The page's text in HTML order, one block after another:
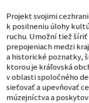
Projekt svojimi
k posilneniu úlohy
ruchu. Umožní tiež
prepojeniach medzi
a historické poznatky,
ktorou je kráľovská
v oblasti spoločného
sieťovať a upevňovať
múzejníctva a